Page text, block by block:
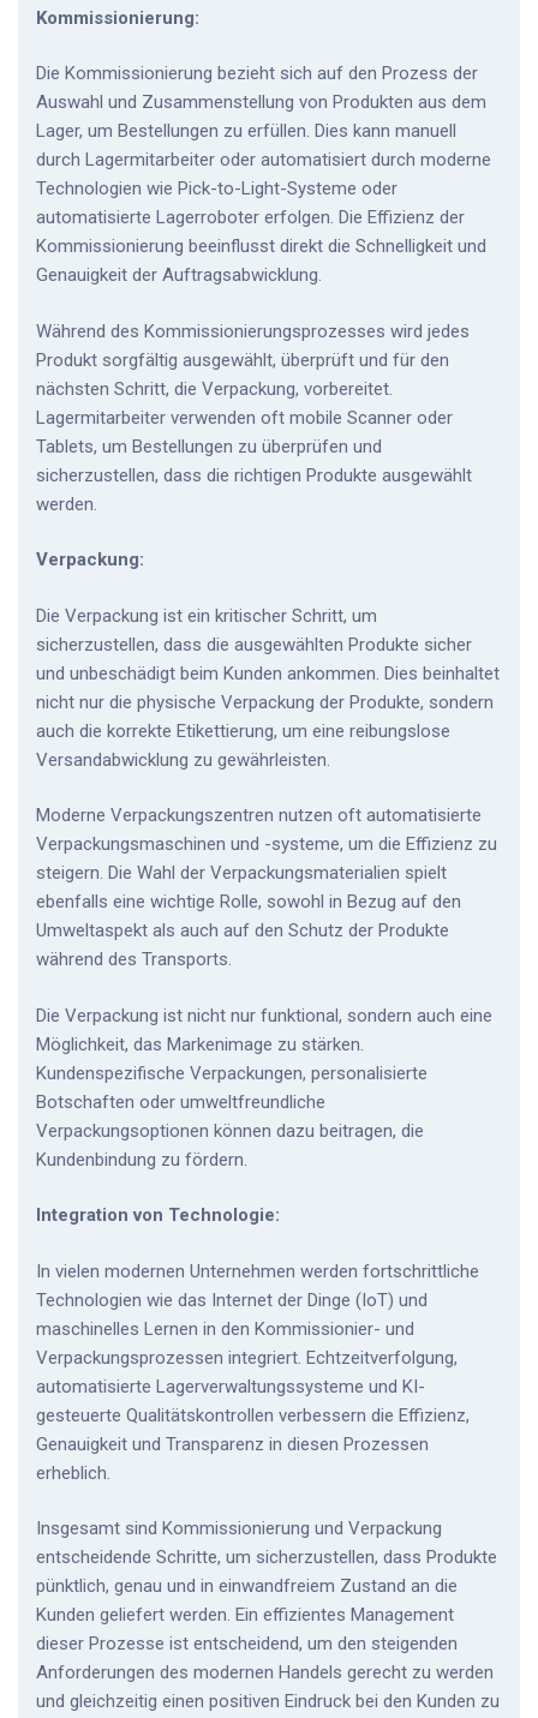
Kommissionierung:
Die Kommissionierung bezieht sich auf den Prozess der
Auswahl und Zusammenstellung von Produkten aus dem
Lager, um Bestellungen zu erfüllen. Dies kann manuell
durch Lagermitarbeiter oder automatisiert durch moderne
Technologien wie Pick-to-Light-Systeme oder
automatisierte Lagerroboter erfolgen. Die Effizienz der
Kommissionierung beeinflusst direkt die Schnelligkeit und
Genauigkeit der Auftragsabwicklung.
Während des Kommissionierungsprozesses wird jedes
Produkt sorgfältig ausgewählt, überprüft und für den
nächsten Schritt, die Verpackung, vorbereitet.
Lagermitarbeiter verwenden oft mobile Scanner oder
Tablets, um Bestellungen zu überprüfen und
sicherzustellen, dass die richtigen Produkte ausgewählt
werden.
Verpackung:
Die Verpackung ist ein kritischer Schritt, um
sicherzustellen, dass die ausgewählten Produkte sicher
und unbeschädigt beim Kunden ankommen. Dies beinhaltet
nicht nur die physische Verpackung der Produkte, sondern
auch die korrekte Etikettierung, um eine reibungslose
Versandabwicklung zu gewährleisten.
Moderne Verpackungszentren nutzen oft automatisierte
Verpackungsmaschinen und -systeme, um die Effizienz zu
steigern. Die Wahl der Verpackungsmaterialien spielt
ebenfalls eine wichtige Rolle, sowohl in Bezug auf den
Umweltaspekt als auch auf den Schutz der Produkte
während des Transports.
Die Verpackung ist nicht nur funktional, sondern auch eine
Möglichkeit, das Markenimage zu stärken.
Kundenspezifische Verpackungen, personalisierte
Botschaften oder umweltfreundliche
Verpackungsoptionen können dazu beitragen, die
Kundenbindung zu fördern.
Integration von Technologie:
In vielen modernen Unternehmen werden fortschrittliche
Technologien wie das Internet der Dinge (IoT) und
maschinelles Lernen in den Kommissionier- und
Verpackungsprozessen integriert. Echtzeitverfolgung,
automatisierte Lagerverwaltungssysteme und KI-
gesteuerte Qualitätskontrollen verbessern die Effizienz,
Genauigkeit und Transparenz in diesen Prozessen
erheblich.
Insgesamt sind Kommissionierung und Verpackung
entscheidende Schritte, um sicherzustellen, dass Produkte
pünktlich, genau und in einwandfreiem Zustand an die
Kunden geliefert werden. Ein effizientes Management
dieser Prozesse ist entscheidend, um den steigenden
Anforderungen des modernen Handels gerecht zu werden
und gleichzeitig einen positiven Eindruck bei den Kunden zu